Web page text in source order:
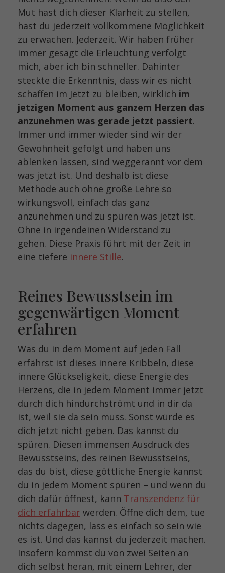
Mut hast dich dieser Klarheit zu stellen,
hast du jederzeit vollkommene Möglichkeit
zu erwachen. Jederzeit. Wir haben früher
immer gesagt die Erleuchtung verfolgt
mich, aber ich bin schneller. Dahinter
steckte die Erkenntnis, dass wir es nicht
schaffen im Jetzt zu bleiben, wirklich im
jetzigen Moment aus ganzem Herzen das
anzunehmen was gerade jetzt passiert.
Immer und immer wieder sind wir der
Gewohnheit gefolgt und haben uns
ablenken lassen, sind weggerannt vor dem
was jetzt ist. Und deshalb ist diese
Methode auch ohne große Lehre so
wirkungsvoll, einfach das ganz
anzunehmen und zu spüren was jetzt ist.
Ohne in irgendeinen Widerstand zu
gehen. Diese Praxis führt mit der Zeit in
eine tiefere innere Stille.
Reines Bewusstsein im
gegenwärtigen Moment
erfahren
Was du in dem Moment auf jeden Fall
erfährst ist dieses innere Kribbeln, diese
innere Glückseligkeit, diese Energie des
Herzens, die in jedem Moment immer jetzt
durch dich hindurchströmt und in dir da
ist, weil sie da sein muss. Sonst würde es
dich jetzt nicht geben. Das kannst du
spüren. Diesen immensen Ausdruck des
Bewusstseins, des reinen Bewusstseins,
das du bist, diese göttliche Energie kannst
du in jedem Moment spüren – und wenn du
dich dafür öffnest, kann Transzendenz für
dich erfahrbar werden. Öffne dich dem, tue
nichts dagegen, lass es einfach so sein wie
es ist. Und das kannst du jederzeit machen.
Insofern kommst du von zwei Seiten an
dich selbst heran, mit einem Lehrer, der